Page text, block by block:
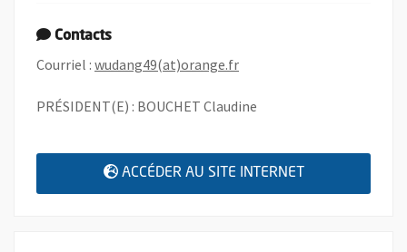
Contacts
Courriel : wudang49(at)orange.fr, Ouvre une nouvelle
PRÉSIDENT(E) : BOUCHET Claudine
ACCÉDER AU SITE INTERNET , OUVRE UNE